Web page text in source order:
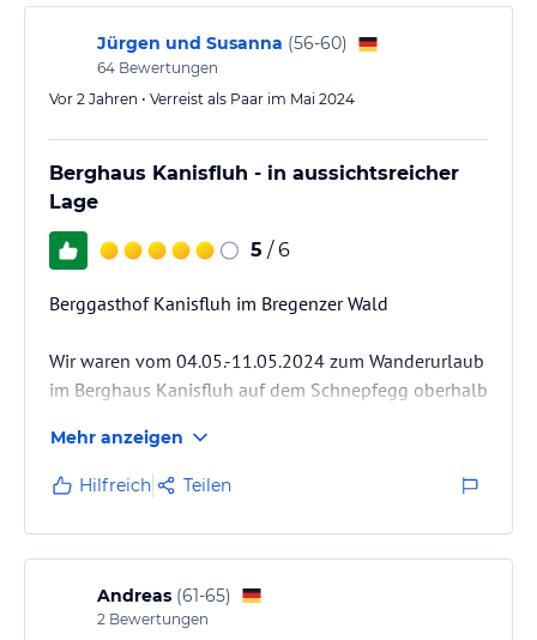
Jürgen und Susanna (56-60)
64 Bewertungen
Vor 2 Jahren • Verreist als Paar im Mai 2024
Berghaus Kanisfluh - in aussichtsreicher
Lage
5 / 6
Berggasthof Kanisfluh im Bregenzer Wald
Wir waren vom 04.05.-11.05.2024 zum Wanderurlaub
im Berghaus Kanisfluh auf dem Schnepfegg oberhalb
beim Berghaus angefragt und 7 Nächte mit Frühstück
im Doppelzimmer gebucht. Leider wird Halbpension
nicht mehr angeboten, aber man kann aus der
Speisekarte auswählen. Vom Chef wurden wir direkt
empfangen und bekamen alles gezeigt. Parken war
direkt davor oder auf der anderen Straßenseite
kostenlos möglich! Die Unterkunft liegt…
Mehr anzeigen
Hilfreich Teilen
Andreas (61-65)
2 Bewertungen